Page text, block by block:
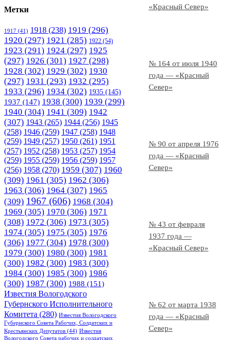
«Красный Север»
№ 164 от июля 1940
года — «Красный
Север»
№ 90 от апреля 1976
года — «Красный
Север»
№ 43 от февраля
1937 года —
«Красный Север»
№ 62 от марта 1938
года — «Красный
Север»
Метки
1917 (41) 1918 (238) 1919 (296)
1920 (297) 1921 (285) 1922 (54)
1923 (291) 1924 (297) 1925
(297) 1926 (301) 1927 (298)
1928 (302) 1929 (302) 1930
(297) 1931 (293) 1932 (295)
1933 (296) 1934 (302) 1935 (145)
1937 (147) 1938 (300) 1939 (299)
1940 (304) 1941 (309) 1942
(307) 1943 (265) 1944 (256) 1945
(258) 1946 (259) 1947 (258) 1948
(259) 1949 (257) 1950 (261) 1951
(257) 1952 (258) 1953 (257) 1954
(259) 1955 (259) 1956 (259) 1957
(256) 1958 (270) 1959 (307) 1960
(309) 1961 (305) 1962 (306)
1963 (306) 1964 (307) 1965
(309) 1967 (606) 1968 (304)
1969 (305) 1970 (306) 1971
(308) 1972 (306) 1973 (305)
1974 (305) 1975 (305) 1976
(306) 1977 (304) 1978 (300)
1979 (300) 1980 (300) 1981
(300) 1982 (300) 1983 (300)
1984 (300) 1985 (300) 1986
(300) 1987 (300) 1988 (151)
Известия Вологодского
Губернского Исполнительного
Комитета (280) Известия Вологодского
Губернского Совета Рабочих, Солдатских и
Крестьянских Депутатов (44) Известия
Вологодского Совета рабочих и солдатских